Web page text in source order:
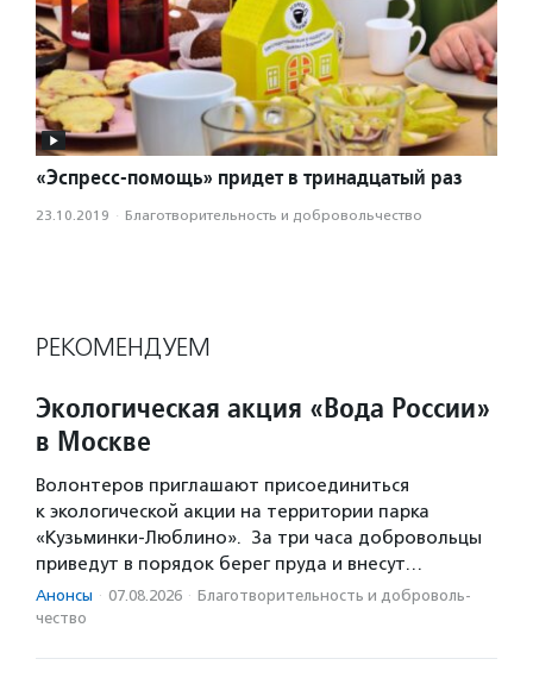
«Эспресс-помощь» придет в тринадцатый раз
23.10.2019 · Благотвори­тель­ность и доброволь­чест­во
РЕКОМЕНДУЕМ
Экологическая акция «Вода России»
в Москве
Волонтеров приглашают присоединиться
к экологической акции на территории парка
«Кузьминки-Люблино». За три часа добровольцы
приведут в порядок берег пруда и внесут…
Анонсы · 07.08.2026 · Благотвори­тель­ность и доброволь­
чест­во